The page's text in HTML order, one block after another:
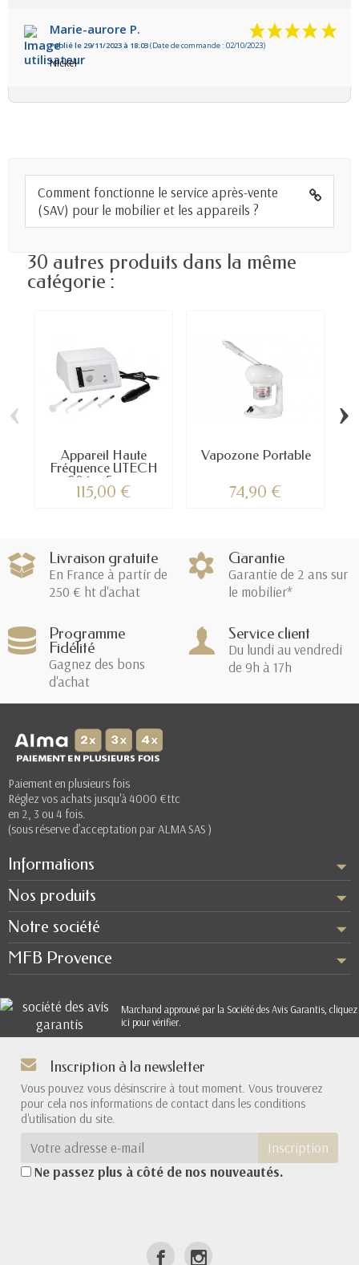
Marie-aurore P.
Publié le 29/11/2023 à 18:03(Date de commande : 02/10/2023)
Nickel
Comment fonctionne le service après-vente
(SAV) pour le mobilier et les appareils ?
30 autres produits dans la même
catégorie :
Appareil Haute
Fréquence UTECH
806 – Soin...
115,00 €
Vapozone Portable
74,90 €
‹ ›
Livraison gratuite
En France à partir de
250 € ht d'achat
Garantie
Garantie de 2 ans sur
le mobilier*
Programme
Fidélité
Gagnez des bons
d'achat
Service client
Du lundi au vendredi
de 9h à 17h
Paiement en plusieurs fois
Réglez vos achats jusqu'à 4000 €ttc
en 2, 3 ou 4 fois.
(sous réserve d’acceptation par ALMA SAS )
Informations
Nos produits
Notre société
MFB Provence
Marchand approuvé par la Société des Avis Garantis, cliquez
ici pour vérifier.
Inscription à la newsletter
Vous pouvez vous désinscrire à tout moment. Vous trouverez
pour cela nos informations de contact dans les conditions
d'utilisation du site.
Inscription
Ne passez plus à côté de nos nouveautés.